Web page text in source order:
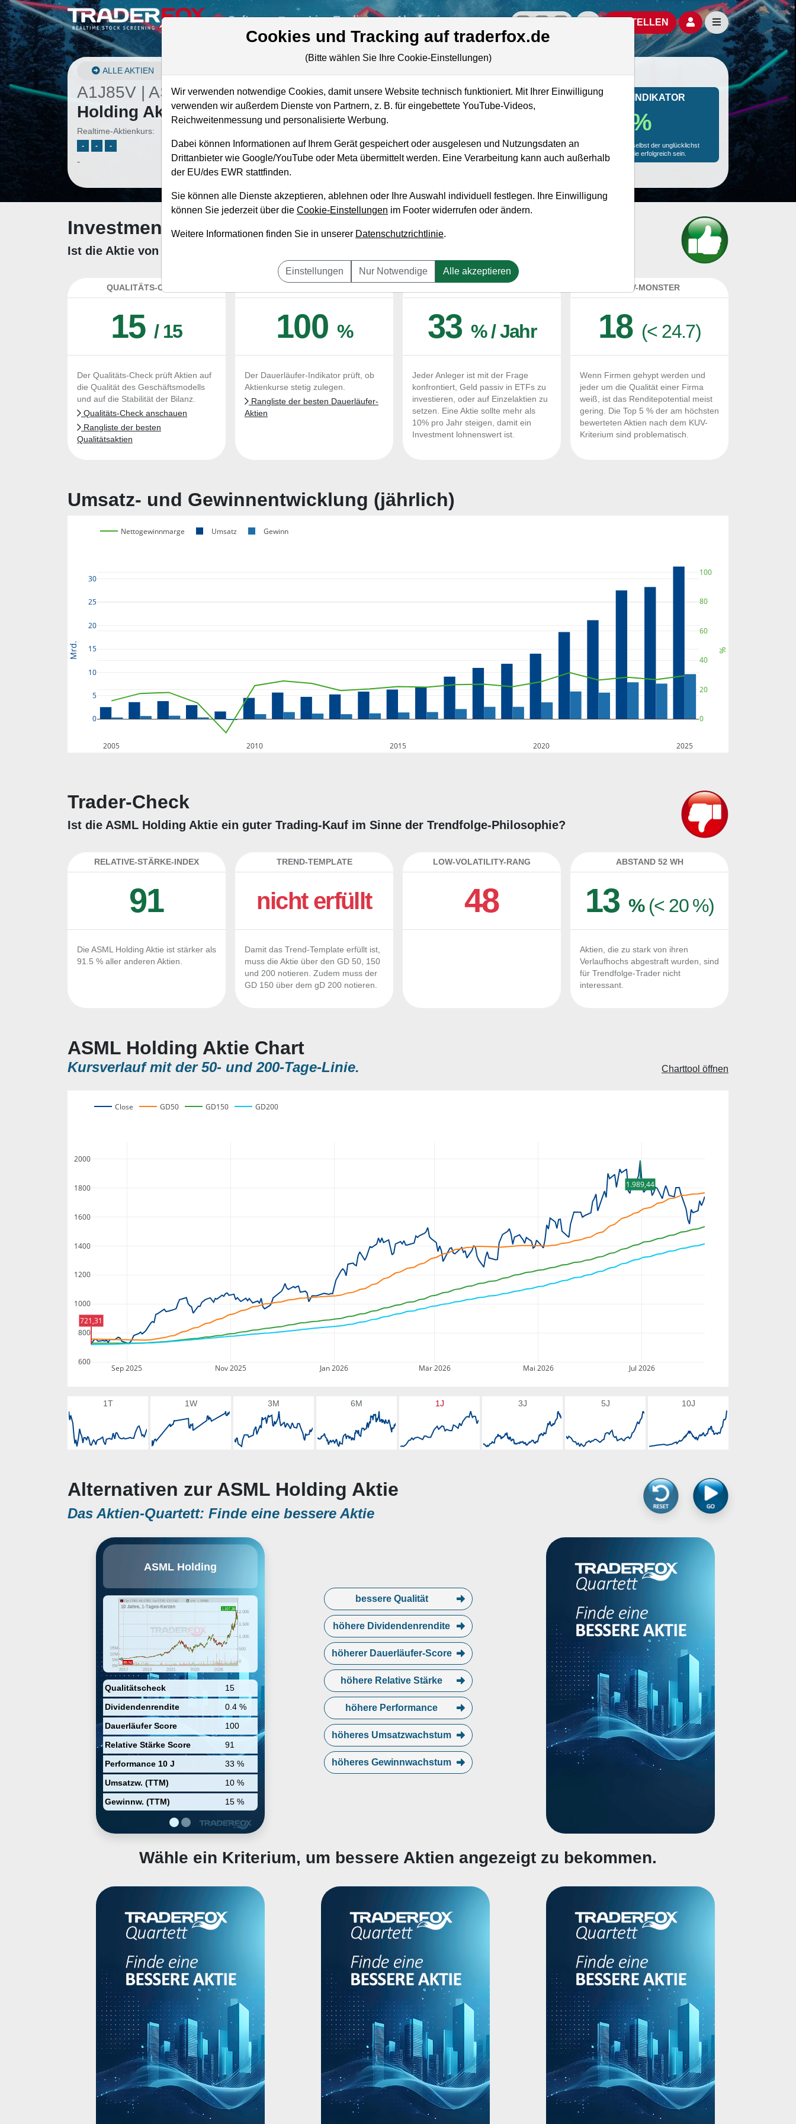
Software Live-Trading Akademie offizielle Social Media-AccountsAktien- und Artikelsuche öffnen
BESTELLEN Seitennavigation
ALLE AKTIEN
A1J85V | ASML–ASML
Holding Aktie
Realtime-Aktienkurs:
- - -
-
Marktkapitalisierung 573,79 Mrd. EUR
Unternehmenswert
Umsatz 32,67 Mrd. EUR
MONKEY-TRADER INDIKATOR
91.4 %
Mit 91.4 % Wahrscheinlichkeit wird selbst der unglücklichst
agierende Trader mit dieser Aktie erfolgreich sein.
Investment-Check: Kaufempfehlung?
Ist die Aktie von ASML Holding zum Kaufen und Liegenlassen geeignet?
QUALITÄTS-CHECK
15/ 15
Der Qualitäts-Check prüft Aktien auf
die Qualität des Geschäftsmodells
und auf die Stabilität der Bilanz.
Qualitäts-Check anschauen
Rangliste der besten
Qualitätsaktien
100 %
Der Dauerläufer-Indikator prüft, ob
Aktienkurse stetig zulegen.
Rangliste der besten Dauerläufer-
Aktien
33 % / Jahr
Jeder Anleger ist mit der Frage
konfrontiert, Geld passiv in ETFs zu
investieren, oder auf Einzelaktien zu
setzen. Eine Aktie sollte mehr als
10% pro Jahr steigen, damit ein
Investment lohnenswert ist.
KUV-MONSTER
18 (< 24.7)
Wenn Firmen gehypt werden und
jeder um die Qualität einer Firma
weiß, ist das Renditepotential meist
gering. Die Top 5 % der am höchsten
bewerteten Aktien nach dem KUV-
Kriterium sind problematisch.
Umsatz- und Gewinnentwicklung (jährlich)
2005 2010 2015 2020 2025
0
5
10
15
20
25
30
0
20
40
60
80
100
Nettogewinnmarge Umsatz Gewinn
Mrd. %
Trader-Check
Ist die ASML Holding Aktie ein guter Trading-Kauf im Sinne der Trendfolge-Philosophie?
RELATIVE-STÄRKE-INDEX
91
Die ASML Holding Aktie ist stärker als
91.5 % aller anderen Aktien.
TREND-TEMPLATE
nicht erfüllt
Damit das Trend-Template erfüllt ist,
muss die Aktie über den GD 50, 150
und 200 notieren. Zudem muss der
GD 150 über dem gD 200 notieren.
LOW-VOLATILITY-RANG
48
ABSTAND 52 WH
13% (< 20 %)
Aktien, die zu stark von ihren
Verlaufhochs abgestraft wurden, sind
für Trendfolge-Trader nicht
interessant.
ASML Holding Aktie Chart
Kursverlauf mit der 50- und 200-Tage-Linie. Charttool öffnen
Sep 2025 Nov 2025 Jan 2026 Mär 2026 Mai 2026 Jul 2026
600
800
1000
1200
1400
1600
1800
2000
Close GD50 GD150 GD200
1.989,44
721,31
1T 1W 3M 6M 1J 3J 5J 10J
Alternativen zur ASML Holding Aktie
Das Aktien-Quartett: Finde eine bessere Aktie
ASML Holding
Qualitätscheck
15
Dividendenrendite
0.4 %
Dauerläufer Score
100
Relative Stärke Score
91
Performance 10 J
33 %
Umsatzw. (TTM)
10 %
Gewinnw. (TTM)
15 %
development, production,
servicing of advanced
semiconductor equipment
systems. It includes lithography,
metrology and inspection
systems. The company was
founded on April 1, 1984 and is
headquartered in Veldhoven, the
Netherlands.
bessere Qualität
höhere Dividendenrendite
höherer Dauerläufer-Score
höhere Relative Stärke
höhere Performance
höheres Umsatzwachstum
höheres Gewinnwachstum
Wähle ein Kriterium, um bessere Aktien angezeigt zu bekommen.
Cookies und Tracking auf traderfox.de
(Bitte wählen Sie Ihre Cookie-Einstellungen)
Wir verwenden notwendige Cookies, damit unsere Website technisch funktioniert. Mit Ihrer Einwilligung
verwenden wir außerdem Dienste von Partnern, z. B. für eingebettete YouTube-Videos,
Reichweitenmessung und personalisierte Werbung.
Dabei können Informationen auf Ihrem Gerät gespeichert oder ausgelesen und Nutzungsdaten an
Drittanbieter wie Google/YouTube oder Meta übermittelt werden. Eine Verarbeitung kann auch außerhalb
der EU/des EWR stattfinden.
Sie können alle Dienste akzeptieren, ablehnen oder Ihre Auswahl individuell festlegen. Ihre Einwilligung
können Sie jederzeit über die Cookie-Einstellungen im Footer widerrufen oder ändern.
Weitere Informationen finden Sie in unserer Datenschutzrichtlinie.
Einstellungen Nur Notwendige Alle akzeptieren